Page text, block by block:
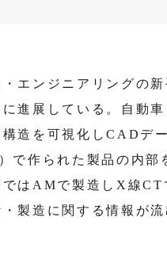
エンジニアリングの
進展している。自動
構造を可視化しCADデ
で作られた製品の内
はAMで製造しX線
製造に関する情報が